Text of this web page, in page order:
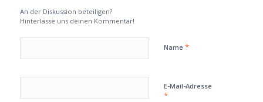
An der Diskussion beteiligen?
Hinterlasse uns deinen Kommentar!
Name *
E-Mail-Adresse
*